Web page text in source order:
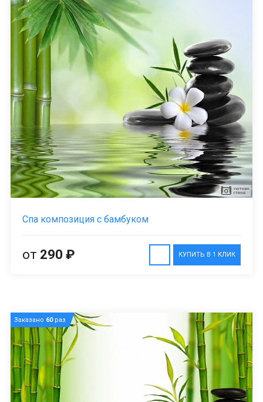
Спа композиция с бамбуком
КУПИТЬ В 1 КЛИК
от 290 ₽
Заказано 60раз